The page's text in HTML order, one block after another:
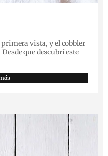
vista, y el cobbler
que descubrí este